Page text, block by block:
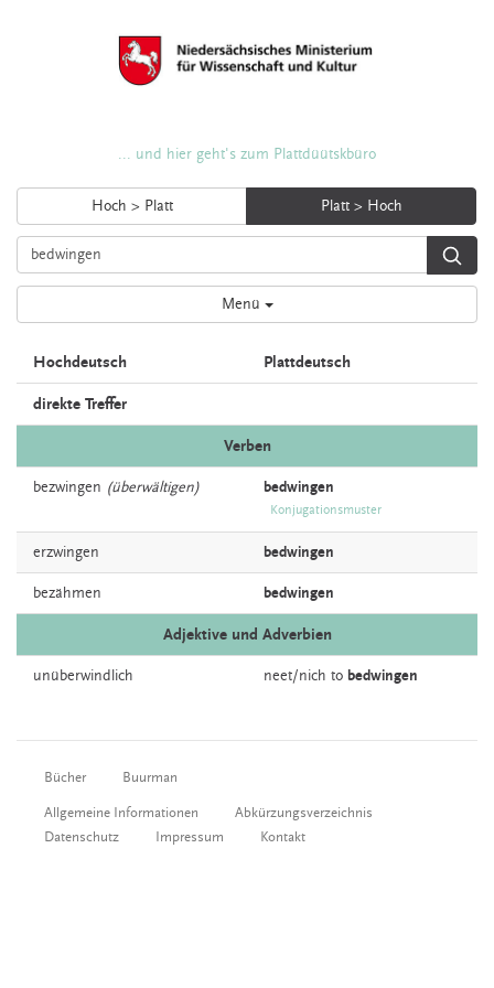
... und hier geht's zum Plattdüütskbüro
Hoch > Platt Platt > Hoch
Menü
Hochdeutsch Plattdeutsch
direkte Treffer
Verben
bezwingen (überwältigen) bedwingen
Konjugationsmuster
erzwingen bedwingen
bezähmen bedwingen
Adjektive und Adverbien
unüberwindlich neet/nich to bedwingen
Bücher Buurman
Allgemeine Informationen
Abkürzungsverzeichnis
Datenschutz
Impressum Kontakt